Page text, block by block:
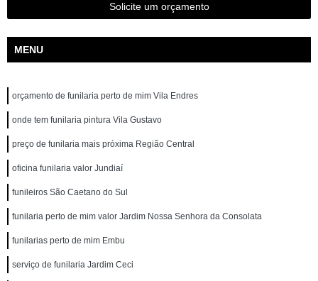
Solicite um orçamento
MENU
orçamento de funilaria perto de mim Vila Endres
onde tem funilaria pintura Vila Gustavo
preço de funilaria mais próxima Região Central
oficina funilaria valor Jundiaí
funileiros São Caetano do Sul
funilaria perto de mim valor Jardim Nossa Senhora da Consolata
funilarias perto de mim Embu
serviço de funilaria Jardim Ceci